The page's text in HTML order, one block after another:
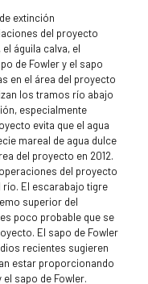
extinción
del proyecto
águila calva, el
de Fowler y el sapo
en el área del proyecto
los tramos río abajo
especialmente
evita que el agua
mareal de agua dulce
del proyecto en 2012.
del proyecto
río. El escarabajo tigre
superior del
poco probable que se
El sapo de Fowler
recientes sugieren
estar proporcionando
sapo de Fowler.